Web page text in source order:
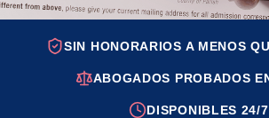
SIN HONORARIOS A MENOS
ABOGADOS PROBADOS
DISPONIBLES 24/7